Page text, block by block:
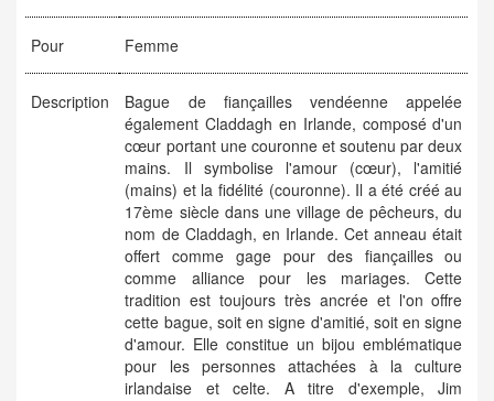
Pour Femme
Description
Bague de fiançailles vendéenne appelée
également Claddagh en Irlande, composé d'un
cœur portant une couronne et soutenu par deux
mains. Il symbolise l'amour (cœur), l'amitié
(mains) et la fidélité (couronne). Il a été créé au
17ème siècle dans une village de pêcheurs, du
nom de Claddagh, en Irlande. Cet anneau était
offert comme gage pour des fiançailles ou
comme alliance pour les mariages. Cette
tradition est toujours très ancrée et l'on offre
cette bague, soit en signe d'amitié, soit en signe
d'amour. Elle constitue un bijou emblématique
pour les personnes attachées à la culture
irlandaise et celte. A titre d'exemple, Jim